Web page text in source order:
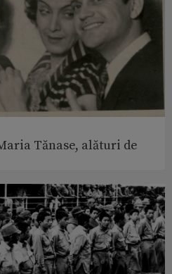
Tănase, alături de